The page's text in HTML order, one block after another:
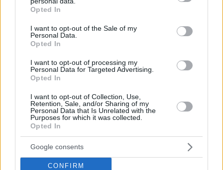
grant or deny consent to Google and its third-party tags to
use your data for below specified purposes in below Google
consent section.
Opted In
I want to opt-out of the Sale of my
Personal Data.
Opted In
I want to opt-out of processing my
Personal Data for Targeted Advertising.
Opted In
I want to opt-out of Collection, Use,
Retention, Sale, and/or Sharing of my
Personal Data that Is Unrelated with the
Purposes for which it was collected.
Opted In
Google consents
CONFIRM
«ισλαμικό ΝΑΤΟ», τι σημαίνει η
συμφωνία της Μέκκας
07.08.2026, 17:19 56
«Δεν το πιστεύουμε», λένε οι
Αμερικανοί που υιοθέτησαν τον
Αφγανό στη Λέσβο - Η αρχική εκδοχή
σιωπή στην απολογία
07.08.2026, 07:19 365
Στο Α΄ Νεκροταφείο το μνημόσυνο
για τον έναν χρόνο από τον θάνατο
της Λένας Σαμαρά